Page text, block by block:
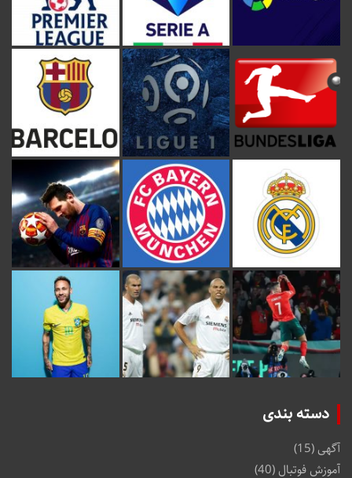
دسته بندی
آگهی(15)
آموزش فوتبال (40)